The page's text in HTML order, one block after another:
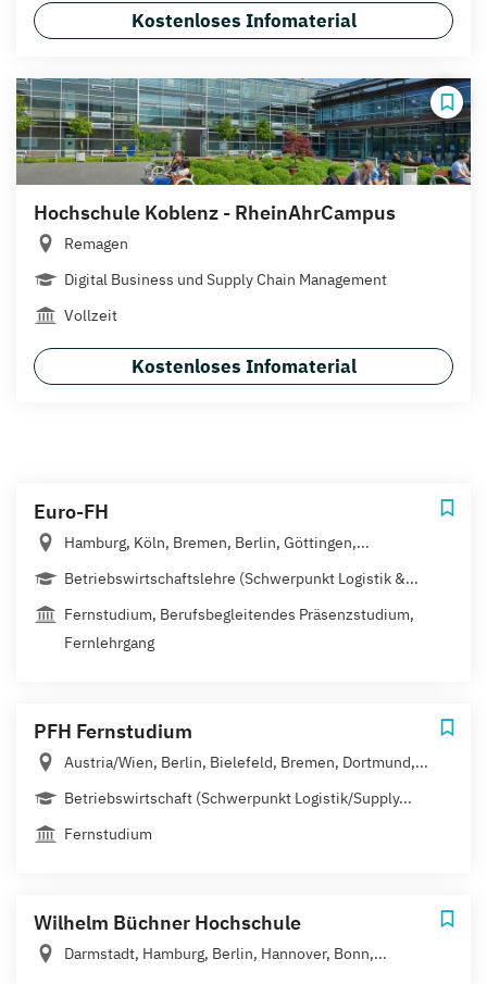
Kostenloses Infomaterial
Hochschule Koblenz - RheinAhrCampus
Remagen
Digital Business und Supply Chain Management
Vollzeit
Kostenloses Infomaterial
Euro-FH
Hamburg, Köln, Bremen, Berlin, Göttingen,...
Betriebswirtschaftslehre (Schwerpunkt Logistik &...
Fernstudium, Berufsbegleitendes Präsenzstudium,
Fernlehrgang
PFH Fernstudium
Austria/Wien, Berlin, Bielefeld, Bremen, Dortmund,...
Betriebswirtschaft (Schwerpunkt Logistik/Supply...
Fernstudium
Wilhelm Büchner Hochschule
Darmstadt, Hamburg, Berlin, Hannover, Bonn,...